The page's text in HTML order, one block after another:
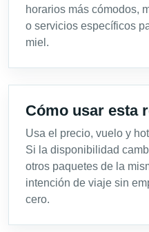
horarios más cómodos,
o servicios específicos
miel.
Cómo usar esta
Usa el precio, vuelo y
Si la disponibilidad
otros paquetes de la
intención de viaje sin
cero.